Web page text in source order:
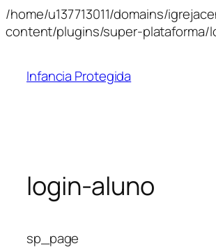
/home/u137713011/domains/
content/plugins/super-plataforma/
Infancia Protegida
login-aluno
sp_page